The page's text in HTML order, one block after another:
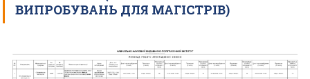
ВИПРОБУВАНЬ ДЛЯ МАГІСТРІВ)